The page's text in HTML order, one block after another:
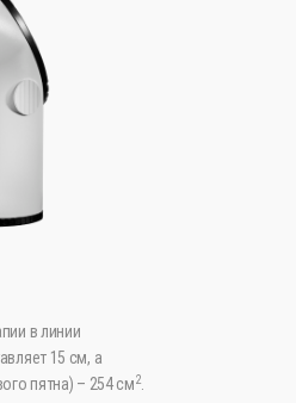
в линии
15 см, а
пятна) – 254 см2.